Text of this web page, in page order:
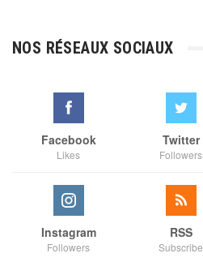
à
NOS RÉSEAUX SOCIAUX
Facebook
Likes
Twitter
Followers
Instagram
Followers
RSS
Subscribe